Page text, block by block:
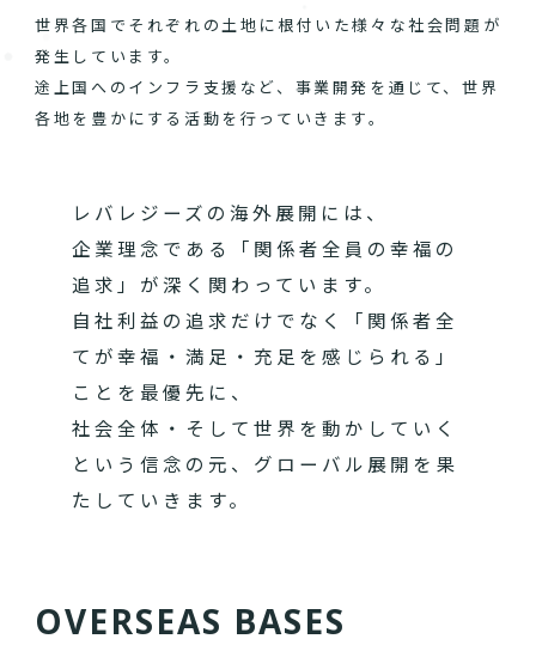
世界各国でそれぞれの土地に根付いた様々な社会問題が
発生しています。
途上国へのインフラ支援など、事業開発を通じて、世界
各地を豊かにする活動を行っていきます。
レバレジーズの海外展開には、
企業理念である「関係者全員の幸福の
追求」が深く関わっています。
自社利益の追求だけでなく「関係者全
てが幸福・満足・充足を感じられる」
ことを最優先に、
社会全体・そして世界を動かしていく
という信念の元、グローバル展開を果
たしていきます。
OVERSEAS BASES